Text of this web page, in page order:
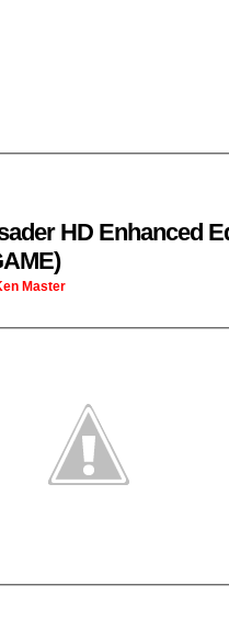
HD Enhanced
Master